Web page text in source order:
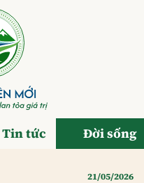
Tin tức Đời sống
21/05/2026